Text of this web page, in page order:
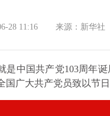
28 11:16 来源：新华社
是中国共产党103周年
国广大共产党员致以节日